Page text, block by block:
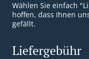
Wählen Sie einfach
hoffen, dass Ihnen
gefällt.
Liefergebühr